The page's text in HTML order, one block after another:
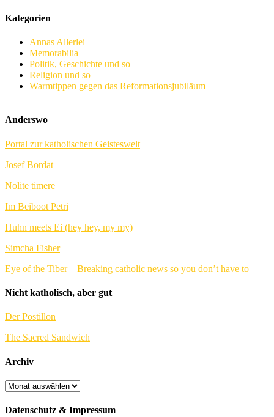
Kategorien
Annas Allerlei
Memorabilia
Politik, Geschichte und so
Religion und so
Warmtippen gegen das Reformationsjubiläum
Anderswo
Portal zur katholischen Geisteswelt
Josef Bordat
Nolite timere
Im Beiboot Petri
Huhn meets Ei (hey hey, my my)
Simcha Fisher
Eye of the Tiber – Breaking catholic news so you don’t have to
Nicht katholisch, aber gut
Der Postillon
The Sacred Sandwich
Archiv
Archiv
Datenschutz & Impressum